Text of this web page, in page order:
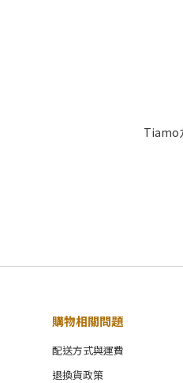
Tiamo
購物相關問題
配送方式與運費
退換貨政策